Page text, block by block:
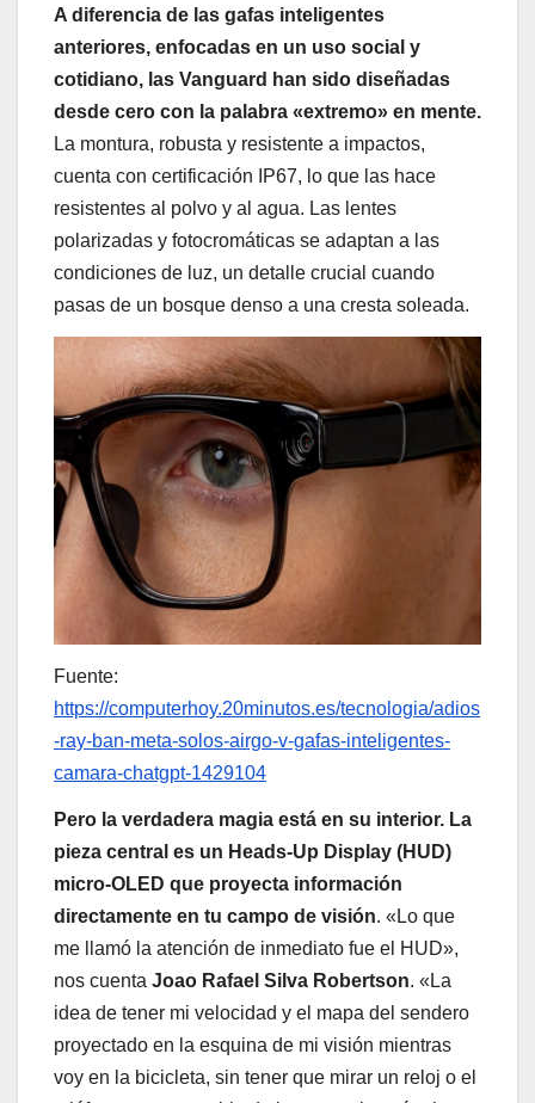
A diferencia de las gafas inteligentes
anteriores, enfocadas en un uso social y
cotidiano, las Vanguard han sido diseñadas
desde cero con la palabra «extremo» en mente.
La montura, robusta y resistente a impactos,
cuenta con certificación IP67, lo que las hace
resistentes al polvo y al agua. Las lentes
polarizadas y fotocromáticas se adaptan a las
condiciones de luz, un detalle crucial cuando
pasas de un bosque denso a una cresta soleada.
Fuente:
https://computerhoy.20minutos.es/tecnologia/adios
-ray-ban-meta-solos-airgo-v-gafas-inteligentes-
camara-chatgpt-1429104
Pero la verdadera magia está en su interior. La
pieza central es un Heads-Up Display (HUD)
micro-OLED que proyecta información
directamente en tu campo de visión. «Lo que
me llamó la atención de inmediato fue el HUD»,
nos cuenta Joao Rafael Silva Robertson. «La
idea de tener mi velocidad y el mapa del sendero
proyectado en la esquina de mi visión mientras
voy en la bicicleta, sin tener que mirar un reloj o el